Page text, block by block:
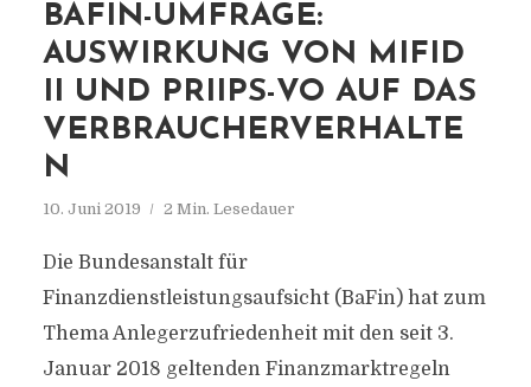
BAFIN-UMFRAGE:
AUSWIRKUNG VON MIFID
II UND PRIIPS-VO AUF DAS
VERBRAUCHERVERHALTE
N
10. Juni 2019 2 Min. Lesedauer
Die Bundesanstalt für
Finanzdienstleistungsaufsicht (BaFin) hat zum
Thema Anlegerzufriedenheit mit den seit 3.
Januar 2018 geltenden Finanzmarktregeln